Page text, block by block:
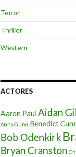
Terror
Thriller
Western
ACTORES
Aaron PaulAidan
Anna Gunn Benedict
Bob Odenkirk
Bryan Cranston